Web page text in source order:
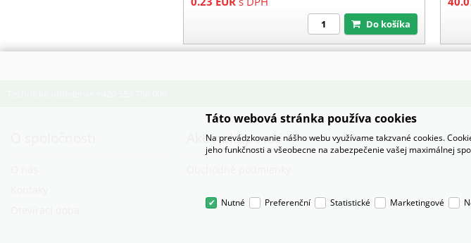
Do košíka
Ako nakupovať
Táto webová stránka používa cookies
Na prevádzkovanie nášho webu využívame takzvané cookies.
jeho funkčnosti a všeobecne na zabezpečenie vašej maximálnej
Nutné Preferenční Statistické Marketingové